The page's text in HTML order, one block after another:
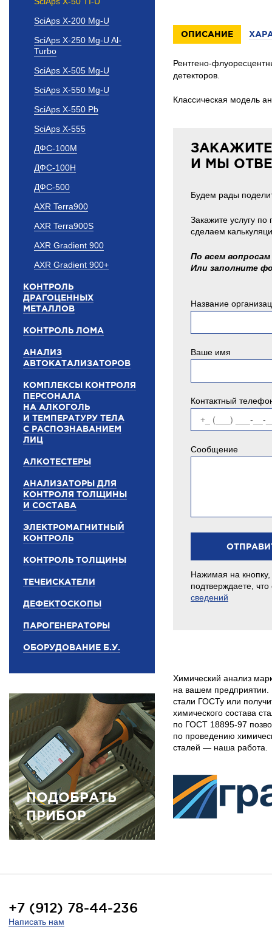
SciAps X-200 Mg-U
SciAps X-250 Mg-U Al-
Turbo
SciAps X-505 Mg-U
SciAps X-550 Mg-U
SciAps X-550 Pb
SciAps X-555
ДФС-100М
ДФС-100Н
ДФС-500
AXR Terra900
AXR Terra900S
AXR Gradient 900
AXR Gradient 900+
КОНТРОЛЬ
ДРАГОЦЕННЫХ
МЕТАЛЛОВ
КОНТРОЛЬ ЛОМА
АНАЛИЗ
АВТОКАТАЛИЗАТОРОВ
КОМПЛЕКСЫ КОНТРОЛЯ
ПЕРСОНАЛА
НА АЛКОГОЛЬ
И ТЕМПЕРАТУРУ ТЕЛА
С РАСПОЗНАВАНИЕМ
ЛИЦ
АЛКОТЕСТЕРЫ
АНАЛИЗАТОРЫ ДЛЯ
КОНТРОЛЯ ТОЛЩИНЫ
И СОСТАВА
ЭЛЕКТРОМАГНИТНЫЙ
КОНТРОЛЬ
КОНТРОЛЬ ТОЛЩИНЫ
ТЕЧЕИСКАТЕЛИ
ДЕФЕКТОСКОПЫ
ПАРОГЕНЕРАТОРЫ
ОБОРУДОВАНИЕ Б.У.
ПОДОБРАТЬ
ПРИБОР
ОПИСАНИЕ
Рентгено-
детекторов.
Классическая модель
И МЫ
Будем рады
Закажите услугу
сделаем
По всем вопросам
Или заполните
Название
Ваше имя
Контактный
Сообщение
Нажимая на
подтверждаете,
сведений
Химический анализ
на вашем предприятии.
стали ГОСТу или
химического состава
по ГОСТ 18895-97
по проведению
сталей — наша работа.
+7 (912) 78-44-236
Написать нам